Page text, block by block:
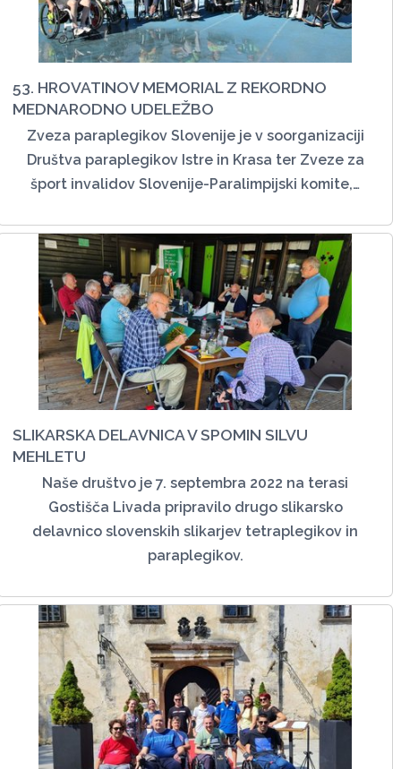
53. HROVATINOV MEMORIAL Z REKORDNO
MEDNARODNO UDELEŽBO
Zveza paraplegikov Slovenije je v soorganizaciji
Društva paraplegikov Istre in Krasa ter Zveze za
šport invalidov Slovenije-Paralimpijski komite,…
SLIKARSKA DELAVNICA V SPOMIN SILVU
MEHLETU
Naše društvo je 7. septembra 2022 na terasi
Gostišča Livada pripravilo drugo slikarsko
delavnico slovenskih slikarjev tetraplegikov in
paraplegikov.